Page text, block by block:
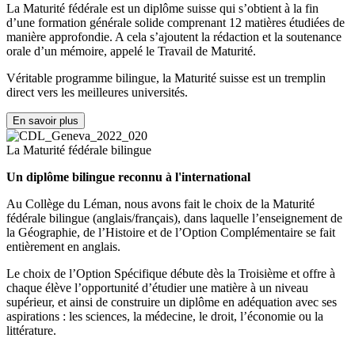
La Maturité fédérale est un diplôme suisse qui s’obtient à la fin
d’une formation générale solide comprenant 12 matières étudiées de
manière approfondie. A cela s’ajoutent la rédaction et la soutenance
orale d’un mémoire, appelé le Travail de Maturité.
Véritable programme bilingue, la Maturité suisse est un tremplin
direct vers les meilleures universités.
En savoir plus
La Maturité fédérale bilingue
Un diplôme bilingue reconnu à l'international
Au Collège du Léman, nous avons fait le choix de la Maturité
fédérale bilingue (anglais/français), dans laquelle l’enseignement de
la Géographie, de l’Histoire et de l’Option Complémentaire se fait
entièrement en anglais.
Le choix de l’Option Spécifique débute dès la Troisième et offre à
chaque élève l’opportunité d’étudier une matière à un niveau
supérieur, et ainsi de construire un diplôme en adéquation avec ses
aspirations : les sciences, la médecine, le droit, l’économie ou la
littérature.